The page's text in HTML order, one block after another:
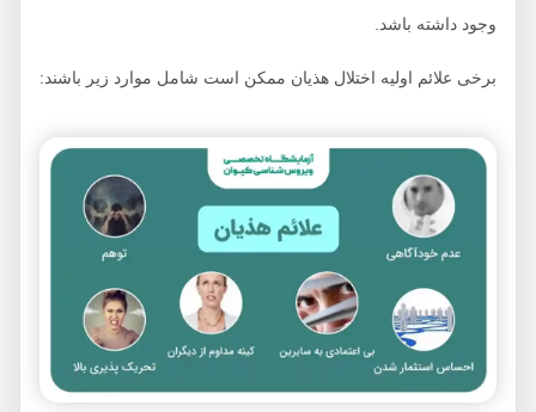
وجود داشته باشد.
برخی علائم اولیه اختلال هذیان ممکن است شامل موارد زیر باشند: